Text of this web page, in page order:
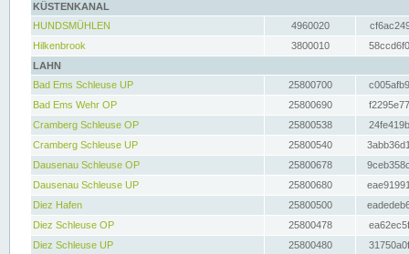
KÜSTENKANAL
HUNDSMÜHLEN
4960020
Hilkenbrook
3800010
LAHN
Bad Ems Schleuse UP
25800700
Bad Ems Wehr OP
25800690
Cramberg Schleuse OP
25800538
Cramberg Schleuse UP
25800540
Dausenau Schleuse OP
25800678
Dausenau Schleuse UP
25800680
Diez Hafen
25800500
Diez Schleuse OP
25800478
Diez Schleuse UP
25800480